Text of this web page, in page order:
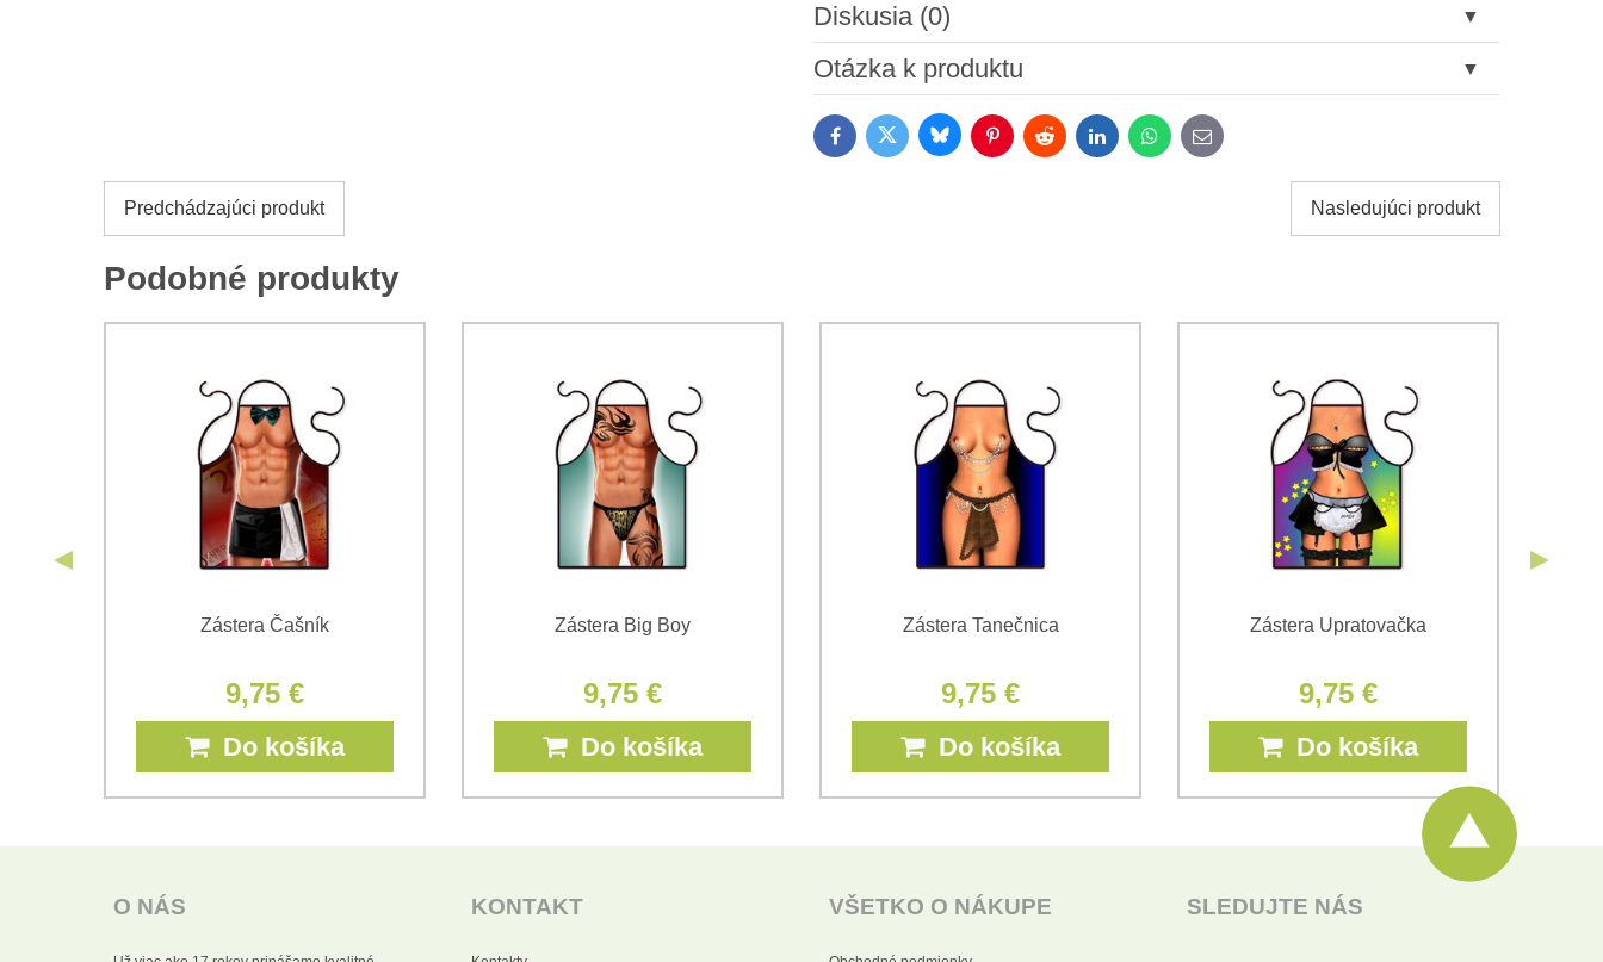
Diskusia (0)
Nový komentár
Oboznámil som sa s podmienkamiOchrany osobných údajovspoločnosti Bomba s.r.o.
Otázka k produktu
FacebookTwitter BlueskyPinterestReddit LinkedInWhatsApp
E-
mail
Predchádzajúci produkt Nasledujúci produkt
Podobné produkty
Zástera Čašník
9,75 €
Do košíka
Zástera Big Boy
9,75 €
Do košíka
Zástera Tanečnica
9,75 €
Do košíka
Zástera Upratovačka
9,75 €
Do košíka
O NÁS KONTAKT VŠETKO O NÁKUPE SLEDUJTE NÁS